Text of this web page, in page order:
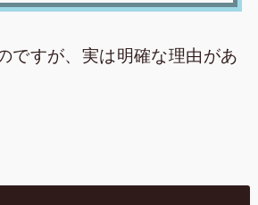
ですが、実は明確な理由があ